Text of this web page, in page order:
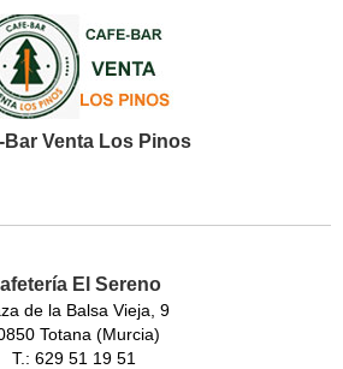
Bar Venta Los Pinos
El Sereno
de la Balsa Vieja, 9
Totana (Murcia)
T.: 629 51 19 51